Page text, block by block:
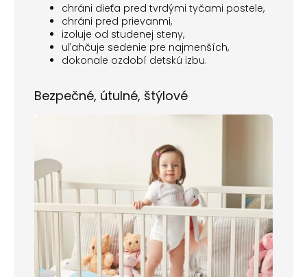
chráni dieťa pred tvrdými tyčami postele,
chráni pred prievanmi,
izoluje od studenej steny,
uľahčuje sedenie pre najmenších,
dokonale ozdobí detskú izbu.
Bezpečné, útulné, štýlové